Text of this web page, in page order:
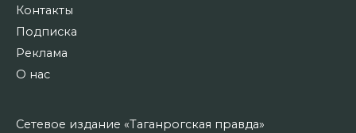
Контакты
Подписка
Реклама
О нас
Сетевое издание «Таганрогская правда»